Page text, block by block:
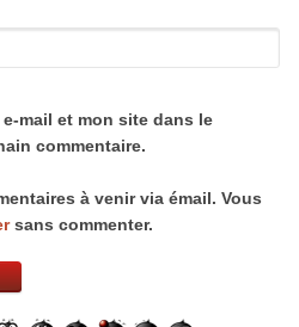
mail et mon site dans le
commentaire.
à venir via émail. Vous
sans commenter.